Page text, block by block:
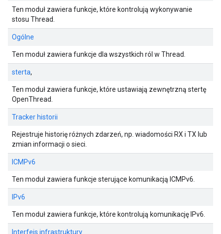
Ten moduł zawiera funkcje, które kontrolują wykonywanie
stosu Thread.
Ogólne
Ten moduł zawiera funkcje dla wszystkich ról w Thread.
sterta,
Ten moduł zawiera funkcje, które ustawiają zewnętrzną stertę
OpenThread.
Tracker historii
Rejestruje historię różnych zdarzeń, np. wiadomości RX i TX lub
zmian informacji o sieci.
ICMPv6
Ten moduł zawiera funkcje sterujące komunikacją ICMPv6.
IPv6
Ten moduł zawiera funkcje, które kontrolują komunikację IPv6.
Interfejs infrastruktury